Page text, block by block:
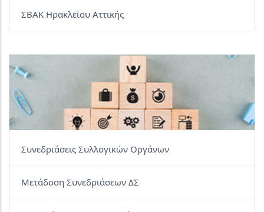
ΣΒΑΚ Ηρακλείου Αττικής
Συνεδριάσεις Συλλογικών Οργάνων
Μετάδοση Συνεδριάσεων ΔΣ